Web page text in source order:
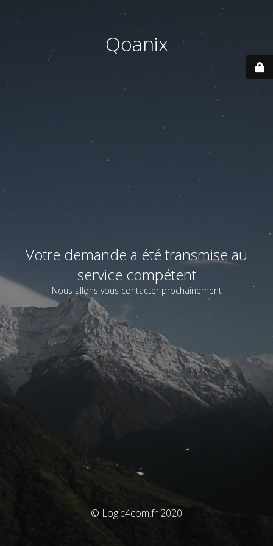
Qoanix
Votre demande a été transmise au
service compétent
Nous allons vous contacter prochainement
© Logic4com.fr 2020